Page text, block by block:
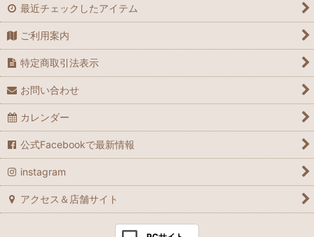
最近チェックしたアイテム
ご利用案内
特定商取引法表示
お問い合わせ
カレンダー
公式Facebookで最新情報
instagram
アクセス＆店舗サイト